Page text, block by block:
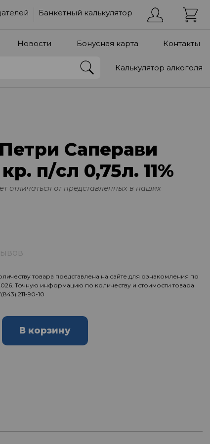
Банкетный калькулятор
Новости Бонусная карта Контакты
Калькулятор алкоголя
Саперави
п/сл 0,75л. 11%
отличаться от представленных в наших
товара представлена на сайте для ознакомления по
Точную информацию по количеству и стоимости товара
211-90-10
В корзину